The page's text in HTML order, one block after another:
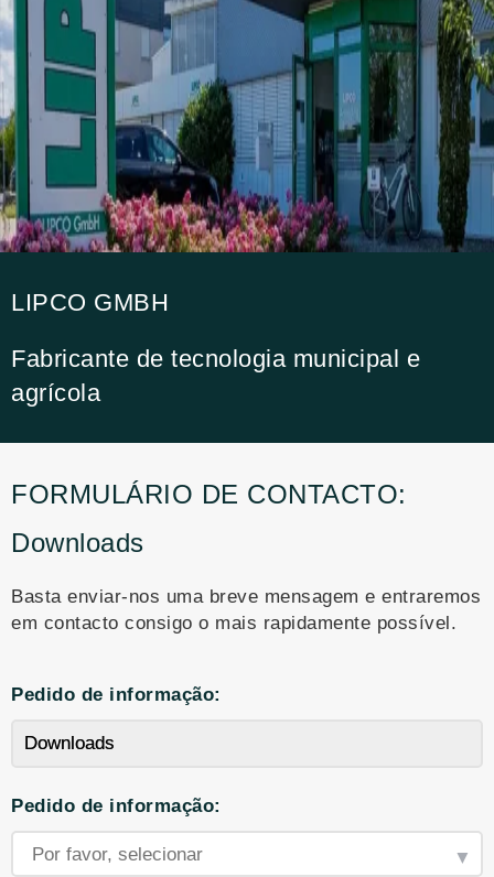
LIPCO GMBH
Fabricante de tecnologia municipal e
agrícola
FORMULÁRIO DE CONTACTO:
Downloads
Basta enviar-nos uma breve mensagem e entraremos
em contacto consigo o mais rapidamente possível.
Pedido de informação:
Pedido de informação: